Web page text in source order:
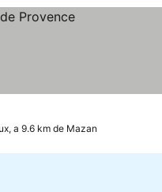
a 9.6 km de Mazan